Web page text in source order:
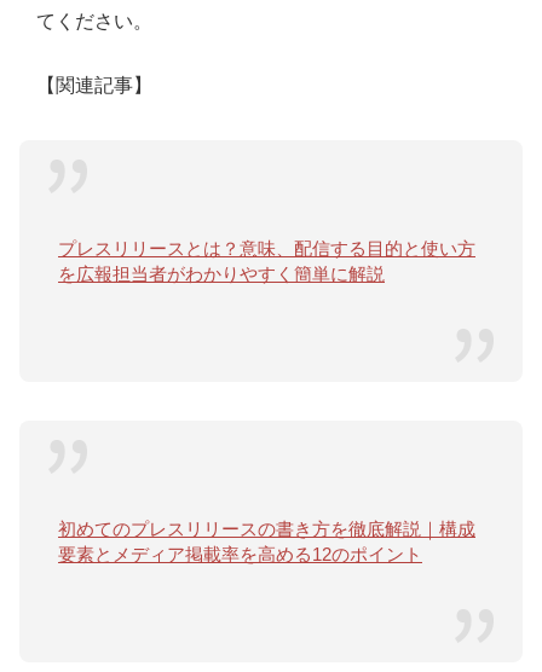
てください。
【関連記事】
プレスリリースとは？意味、配信する目的と使い方
を広報担当者がわかりやすく簡単に解説
初めてのプレスリリースの書き方を徹底解説｜構成
要素とメディア掲載率を高める12のポイント